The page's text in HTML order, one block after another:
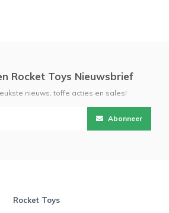
Rocket Toys Nieuwsbrief
nieuws, toffe acties en sales!
Abonneer
Rocket Toys